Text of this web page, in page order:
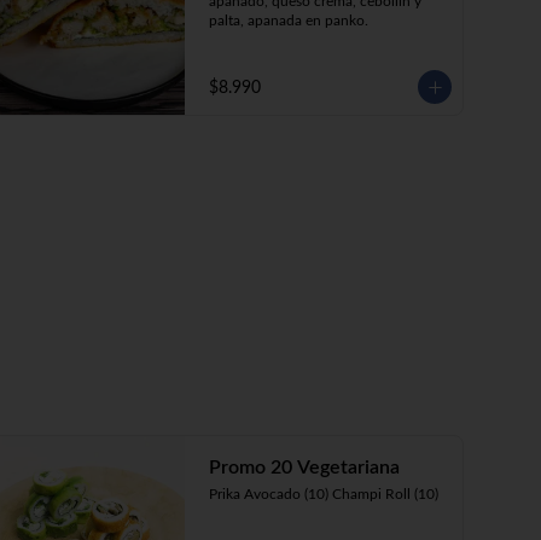
palta, apanada en panko.
$8.990
Promo 20 Vegetariana
Prika Avocado (10) Champi Roll (10)